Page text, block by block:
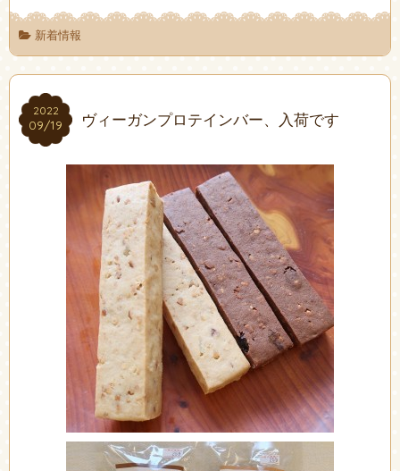
新着情報
2022
09/19
2022
09/19 ヴィーガンプロテインバー、入荷です